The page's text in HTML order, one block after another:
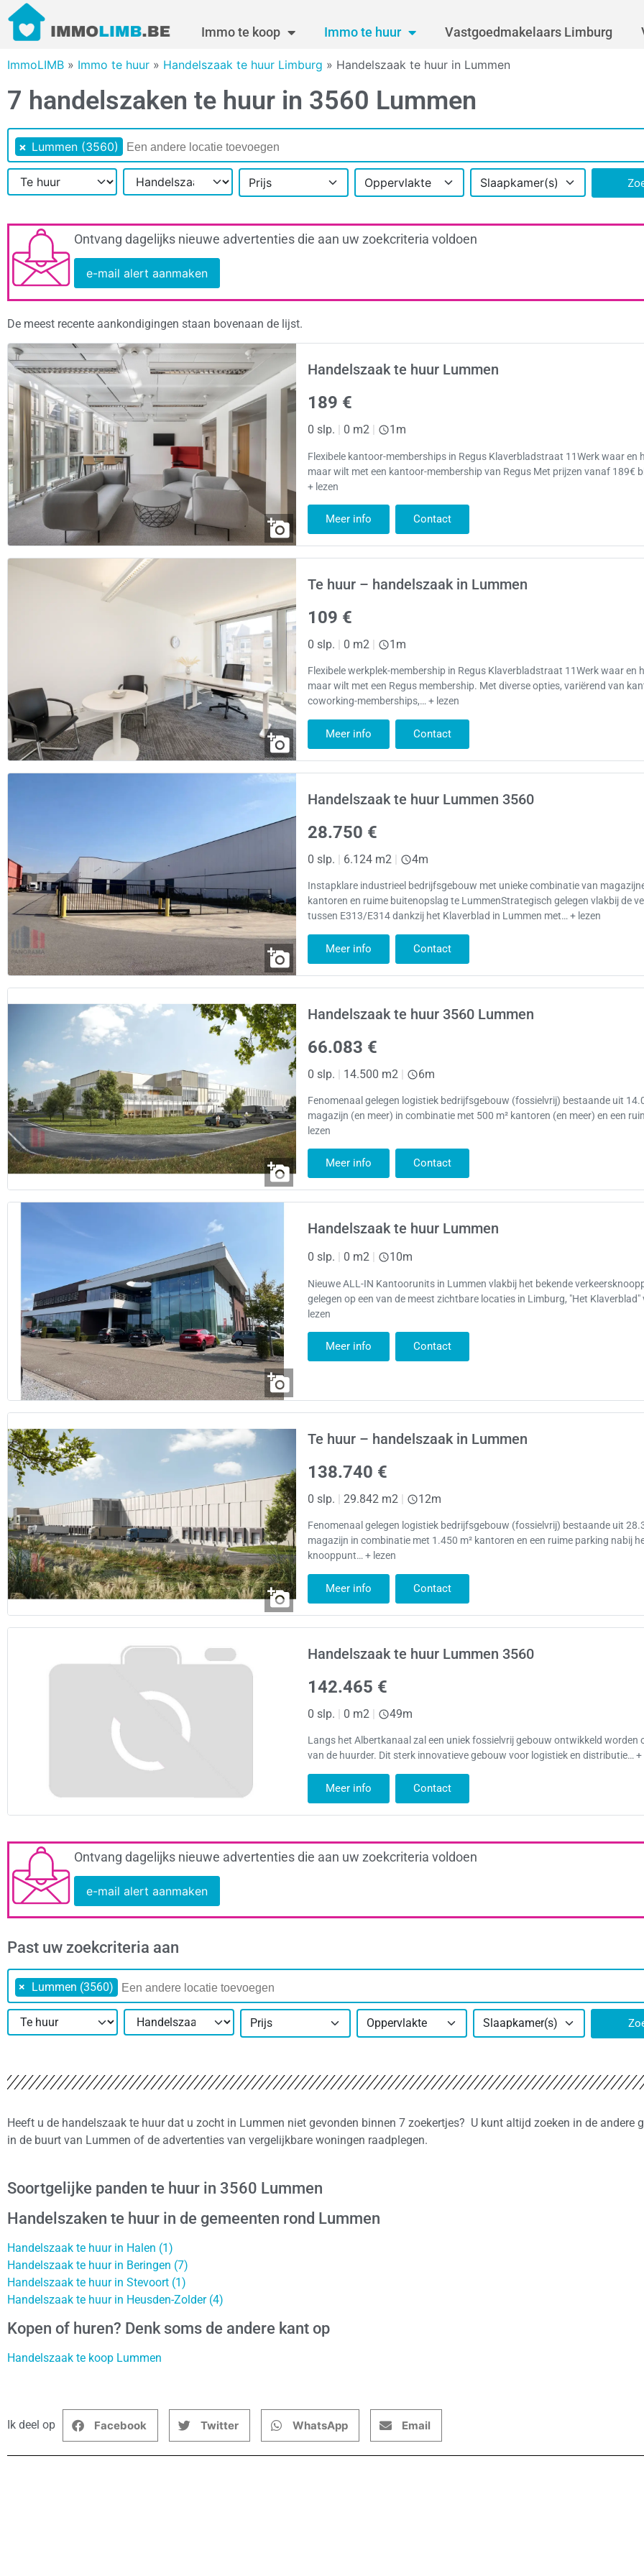
Immo te koop Immo te huur Vastgoedmakelaars Limburg
ImmoLIMB » Immo te huur » Handelszaak te huur Limburg » Handelszaak te huur in Lummen
7 handelszaken te huur in 3560 Lummen
× Lummen (3560)
Prijs Oppervlakte Slaapkamer(s)
Ontvang dagelijks nieuwe advertenties die aan uw zoekcriteria voldoen
e-mail alert aanmaken
De meest recente aankondigingen staan bovenaan de lijst.
Handelszaak te huur Lummen
189 €
0 slp. 0 m2 1m
Flexibele kantoor-memberships in Regus Klaverbladstraat 11Werk waar en
maar wilt met een kantoor-membership van Regus Met prijzen vanaf 189€
+ lezen
Meer info Contact
Te huur – handelszaak in Lummen
109 €
0 slp. | 0 m2 | 1m
Flexibele werkplek-membership in Regus Klaverbladstraat 11Werk waar en
maar wilt met een Regus membership. Met diverse opties, variërend van
coworking-memberships,… + lezen
Meer info Contact
Handelszaak te huur Lummen 3560
28.750 €
0 slp. | 6.124 m2 | 4m
Instapklare industrieel bedrijfsgebouw met unieke combinatie van
kantoren en ruime buitenopslag te LummenStrategisch gelegen vlakbij de
tussen E313/E314 dankzij het Klaverblad in Lummen met… + lezen
Meer info Contact
Handelszaak te huur 3560 Lummen
66.083 €
0 slp. | 14.500 m2 | 6m
Fenomenaal gelegen logistiek bedrijfsgebouw (fossielvrij) bestaande uit
magazijn (en meer) in combinatie met 500 m² kantoren (en meer) en een
lezen
Meer info Contact
Handelszaak te huur Lummen
0 slp. 0 m2 10m
Nieuwe ALL-IN Kantoorunits in Lummen vlakbij het bekende
gelegen op een van de meest zichtbare locaties in Limburg, "Het Klaverblad"
lezen
Meer info Contact
Te huur – handelszaak in Lummen
138.740 €
0 slp. | 29.842 m2 | 12m
Fenomenaal gelegen logistiek bedrijfsgebouw (fossielvrij) bestaande uit
magazijn in combinatie met 1.450 m² kantoren en een ruime parking nabij
knooppunt… + lezen
Meer info Contact
Handelszaak te huur Lummen 3560
142.465 €
0 slp. | 0 m2 | 49m
Langs het Albertkanaal zal een uniek fossielvrij gebouw ontwikkeld worden
van de huurder. Dit sterk innovatieve gebouw voor logistiek en distributie… +
Meer info Contact
Ontvang dagelijks nieuwe advertenties die aan uw zoekcriteria voldoen
e-mail alert aanmaken
Past uw zoekcriteria aan
× Lummen (3560)
Prijs Oppervlakte Slaapkamer(s)
Heeft u de handelszaak te huur dat u zocht in Lummen niet gevonden binnen 7 zoekertjes? U kunt altijd zoeken in de andere
in de buurt van Lummen of de advertenties van vergelijkbare woningen raadplegen.
Soortgelijke panden te huur in 3560 Lummen
Handelszaken te huur in de gemeenten rond Lummen
Handelszaak te huur in Halen (1)
Handelszaak te huur in Beringen (7)
Handelszaak te huur in Stevoort (1)
Handelszaak te huur in Heusden-Zolder (4)
Kopen of huren? Denk soms de andere kant op
Handelszaak te koop Lummen
Ik deel op Facebook Twitter WhatsApp Email